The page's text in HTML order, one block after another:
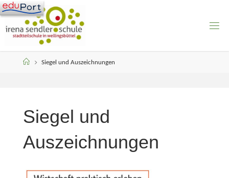
Skip
to
content
HomeSiegel und Auszeichnungen
Siegel und
Auszeichnungen